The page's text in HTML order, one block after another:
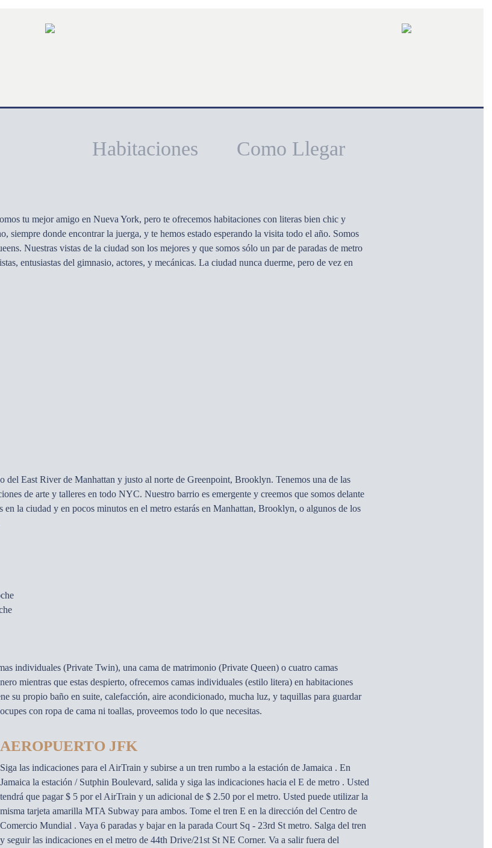
Habitaciones Como Llegar
tu mejor amigo en Nueva York, pero te ofrecemos habitaciones con literas bien chic y
siempre donde encontrar la juerga, y te hemos estado esperando la visita todo el año. Somos
Nuestras vistas de la ciudad son los mejores y que somos sólo un par de paradas de metro
entusiastas del gimnasio, actores, y mecánicas. La ciudad nunca duerme, pero de vez en
del East River de Manhattan y justo al norte de Greenpoint, Brooklyn. Tenemos una de las
de arte y talleres en todo NYC. Nuestro barrio es emergente y creemos que somos delante
la ciudad y en pocos minutos en el metro estarás en Manhattan, Brooklyn, o algunos de los
individuales (Private Twin), una cama de matrimonio (Private Queen) o cuatro camas
mientras que estas despierto, ofrecemos camas individuales (estilo litera) en habitaciones
su propio baño en suite, calefacción, aire acondicionado, mucha luz, y taquillas para guardar
con ropa de cama ni toallas, proveemos todo lo que necesitas.
AEROPUERTO JFK
Siga las indicaciones para el AirTrain y subirse a un tren rumbo a la estación de Jamaica . En
Jamaica la estación / Sutphin Boulevard, salida y siga las indicaciones hacia el E de metro . Usted
tendrá que pagar $ 5 por el AirTrain y un adicional de $ 2.50 por el metro. Usted puede utilizar la
misma tarjeta amarilla MTA Subway para ambos. Tome el tren E en la dirección del Centro de
Comercio Mundial . Vaya 6 paradas y bajar en la parada Court Sq - 23rd St metro. Salga del tren
y seguir las indicaciones en el metro de 44th Drive/21st St NE Corner. Va a salir fuera del